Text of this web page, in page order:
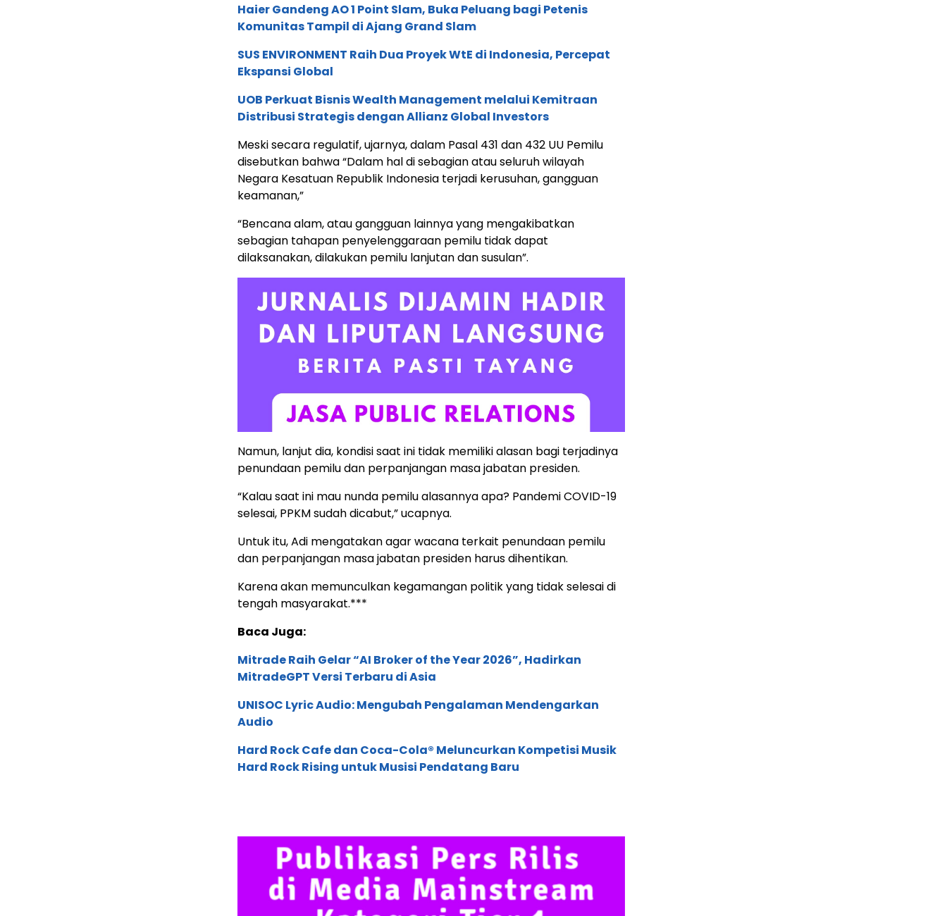
Haier Gandeng AO 1 Point Slam, Buka Peluang bagi Petenis
Komunitas Tampil di Ajang Grand Slam
SUS ENVIRONMENT Raih Dua Proyek WtE di Indonesia, Percepat
Ekspansi Global
UOB Perkuat Bisnis Wealth Management melalui Kemitraan
Distribusi Strategis dengan Allianz Global Investors
Meski secara regulatif, ujarnya, dalam Pasal 431 dan 432 UU Pemilu
disebutkan bahwa “Dalam hal di sebagian atau seluruh wilayah
Negara Kesatuan Republik Indonesia terjadi kerusuhan, gangguan
keamanan,”
“Bencana alam, atau gangguan lainnya yang mengakibatkan
sebagian tahapan penyelenggaraan pemilu tidak dapat
dilaksanakan, dilakukan pemilu lanjutan dan susulan”.
Namun, lanjut dia, kondisi saat ini tidak memiliki alasan bagi terjadinya
penundaan pemilu dan perpanjangan masa jabatan presiden.
“Kalau saat ini mau nunda pemilu alasannya apa? Pandemi COVID-19
selesai, PPKM sudah dicabut,” ucapnya.
Untuk itu, Adi mengatakan agar wacana terkait penundaan pemilu
dan perpanjangan masa jabatan presiden harus dihentikan.
Karena akan memunculkan kegamangan politik yang tidak selesai di
tengah masyarakat.***
Baca Juga:
Mitrade Raih Gelar “AI Broker of the Year 2026”, Hadirkan
MitradeGPT Versi Terbaru di Asia
UNISOC Lyric Audio: Mengubah Pengalaman Mendengarkan
Audio
Hard Rock Cafe dan Coca-Cola® Meluncurkan Kompetisi Musik
Hard Rock Rising untuk Musisi Pendatang Baru